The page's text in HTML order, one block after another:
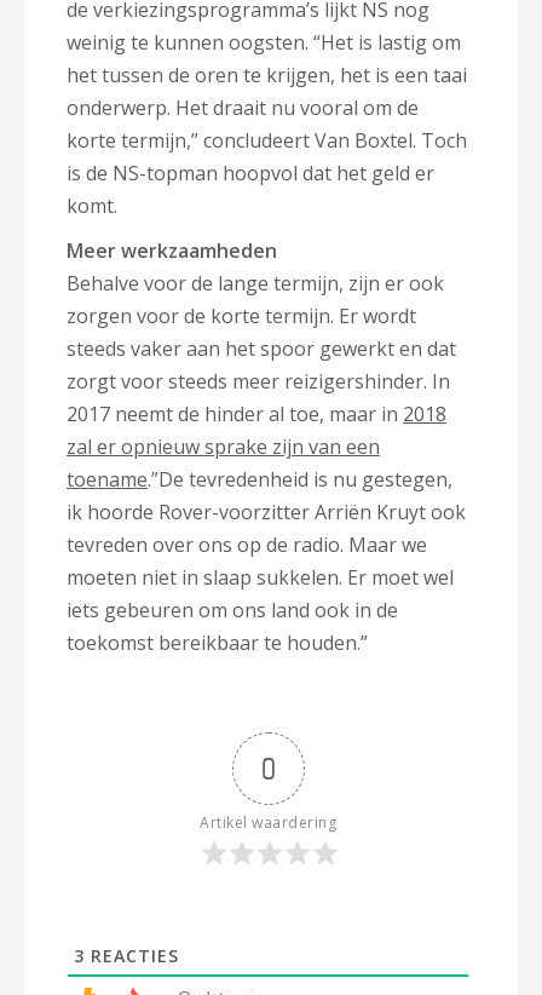
de verkiezingsprogramma’s lijkt NS nog
weinig te kunnen oogsten. “Het is lastig om
het tussen de oren te krijgen, het is een taai
onderwerp. Het draait nu vooral om de
korte termijn,” concludeert Van Boxtel. Toch
is de NS-topman hoopvol dat het geld er
komt.
Meer werkzaamheden
Behalve voor de lange termijn, zijn er ook
zorgen voor de korte termijn. Er wordt
steeds vaker aan het spoor gewerkt en dat
zorgt voor steeds meer reizigershinder. In
2017 neemt de hinder al toe, maar in 2018
zal er opnieuw sprake zijn van een
toename.”De tevredenheid is nu gestegen,
ik hoorde Rover-voorzitter Arriën Kruyt ook
tevreden over ons op de radio. Maar we
moeten niet in slaap sukkelen. Er moet wel
iets gebeuren om ons land ook in de
toekomst bereikbaar te houden.”
0
Artikel waardering
3 REACTIES